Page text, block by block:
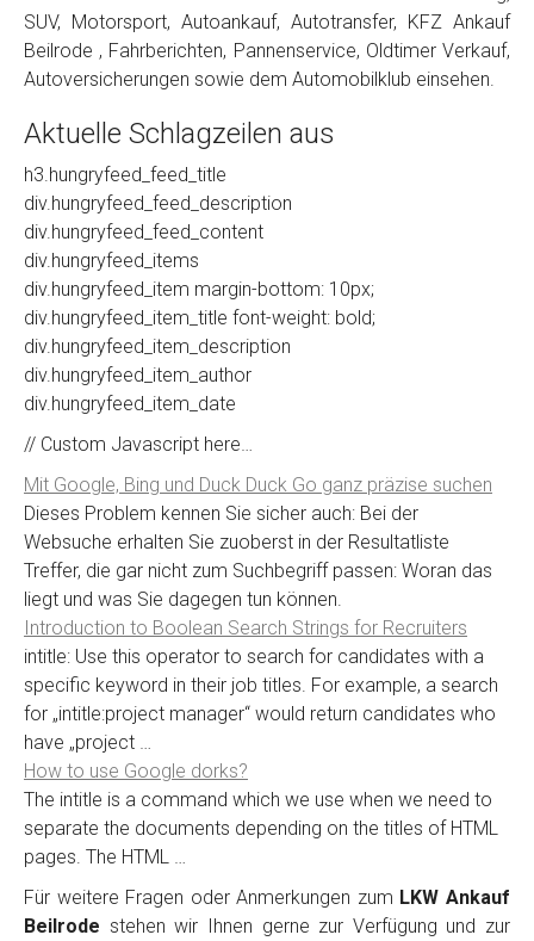
SUV, Motorsport, Autoankauf, Autotransfer, KFZ Ankauf
Beilrode , Fahrberichten, Pannenservice, Oldtimer Verkauf,
Autoversicherungen sowie dem Automobilklub einsehen.
Aktuelle Schlagzeilen aus
h3.hungryfeed_feed_title
div.hungryfeed_feed_description
div.hungryfeed_feed_content
div.hungryfeed_items
div.hungryfeed_item margin-bottom: 10px;
div.hungryfeed_item_title font-weight: bold;
div.hungryfeed_item_description
div.hungryfeed_item_author
div.hungryfeed_item_date
// Custom Javascript here…
Mit Google, Bing und Duck Duck Go ganz präzise suchen
Dieses Problem kennen Sie sicher auch: Bei der
Websuche erhalten Sie zuoberst in der Resultatliste
Treffer, die gar nicht zum Suchbegriff passen: Woran das
liegt und was Sie dagegen tun können.
Introduction to Boolean Search Strings for Recruiters
intitle: Use this operator to search for candidates with a
specific keyword in their job titles. For example, a search
for „intitle:project manager“ would return candidates who
have „project …
How to use Google dorks?
The intitle is a command which we use when we need to
separate the documents depending on the titles of HTML
pages. The HTML …
Für weitere Fragen oder Anmerkungen zum LKW Ankauf
Beilrode stehen wir Ihnen gerne zur Verfügung und zur